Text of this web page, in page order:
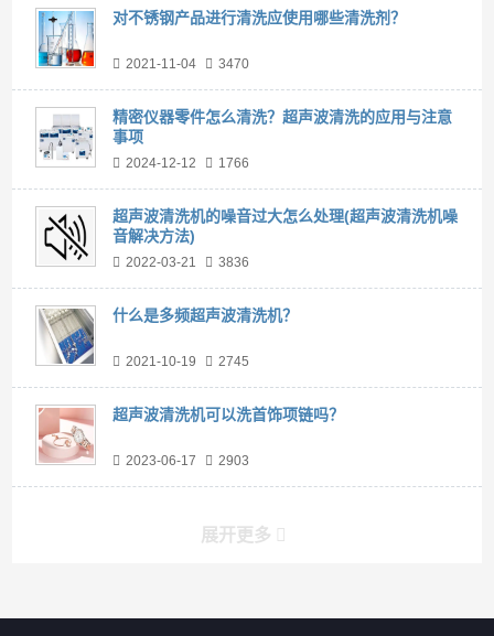
对不锈钢产品进行清洗应使用哪些清洗剂？
2021-11-04 3470
精密仪器零件怎么清洗？超声波清洗的应用与注意
事项
2024-12-12 1766
超声波清洗机的噪音过大怎么处理(超声波清洗机噪
音解决方法)
2022-03-21 3836
什么是多频超声波清洗机？
2021-10-19 2745
超声波清洗机可以洗首饰项链吗？
2023-06-17 2903
展开更多